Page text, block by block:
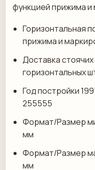
функцией прижима
Горизонтальная
прижима и
Доставка
горизонтальных
Год постройки
255555
Формат/Размер
мм
Формат/Размер
мм